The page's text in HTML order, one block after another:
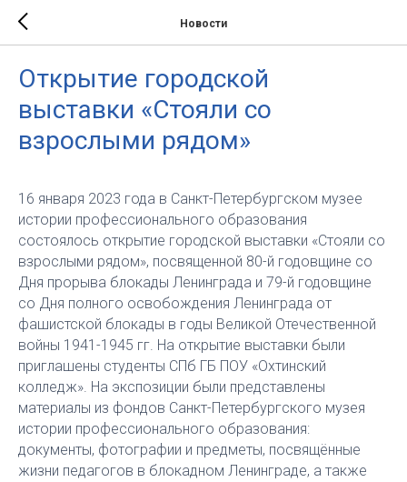
Новости
Открытие городской
выставки «Стояли со
взрослыми рядом»
16 января 2023 года в Санкт-Петербургском музее
истории профессионального образования
состоялось открытие городской выставки «Стояли со
взрослыми рядом», посвященной 80-й годовщине со
Дня прорыва блокады Ленинграда и 79-й годовщине
со Дня полного освобождения Ленинграда от
фашистской блокады в годы Великой Отечественной
войны 1941-1945 гг. На открытие выставки были
приглашены студенты СПб ГБ ПОУ «Охтинский
колледж». На экспозиции были представлены
материалы из фондов Санкт-Петербургского музея
истории профессионального образования:
документы, фотографии и предметы, посвящённые
жизни педагогов в блокадном Ленинграде, а также